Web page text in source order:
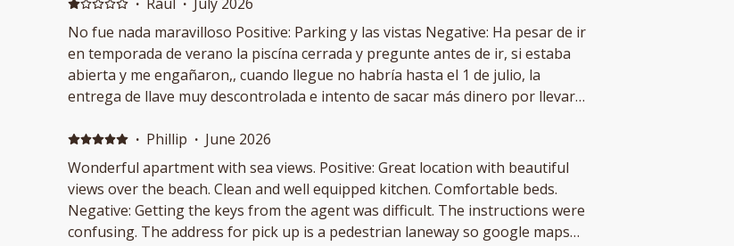
· Raul · July 2026
No fue nada maravilloso Positive: Parking y las vistas Negative: Ha pesar de ir
en temporada de verano la piscína cerrada y pregunte antes de ir, si estaba
abierta y me engañaron,, cuando llegue no habría hasta el 1 de julio, la
entrega de llave muy descontrolada e intento de sacar más dinero por llevar
zonas en Almuñecar
· Phillip · June 2026
Wonderful apartment with sea views. Positive: Great location with beautiful
views over the beach. Clean and well equipped kitchen. Comfortable beds.
Negative: Getting the keys from the agent was difficult. The instructions were
confusing. The address for pick up is a pedestrian laneway so google maps